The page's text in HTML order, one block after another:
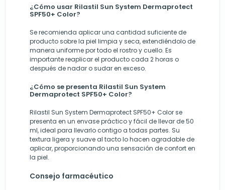
¿Cómo usar Rilastil Sun System Dermaprotect
SPF50+ Color?
Se recomienda aplicar una cantidad suficiente de
producto sobre la piel limpia y seca, extendiéndolo de
manera uniforme por todo el rostro y cuello. Es
importante reaplicar el producto cada 2 horas o
después de nadar o sudar en exceso.
¿Cómo se presenta Rilastil Sun System
Dermaprotect SPF50+ Color?
Rilastil Sun System Dermaprotect SPF50+ Color se
presenta en un envase práctico y fácil de llevar de 50
ml, ideal para llevarlo contigo a todas partes. Su
textura ligera y suave al tacto lo hacen agradable de
aplicar, proporcionando una sensación de confort en
la piel.
Consejo farmacéutico